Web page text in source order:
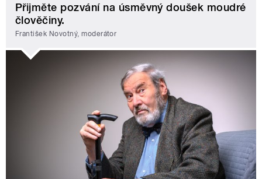
Přijměte pozvání na úsměvný doušek moudré
člověčiny.
František Novotný, moderátor